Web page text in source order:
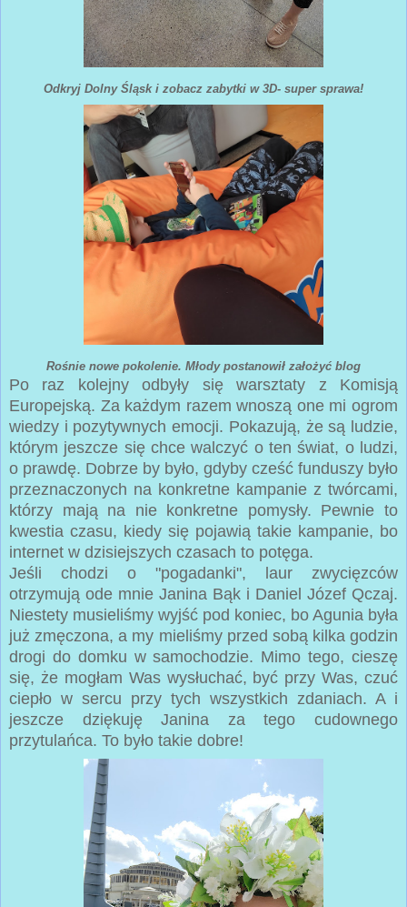
Odkryj Dolny Śląsk i zobacz zabytki w 3D- super sprawa!
Rośnie nowe pokolenie. Młody postanowił założyć blog
Po raz kolejny odbyły się warsztaty z Komisją
Europejską. Za każdym razem wnoszą one mi ogrom
wiedzy i pozytywnych emocji. Pokazują, że są ludzie,
którym jeszcze się chce walczyć o ten świat, o ludzi,
o prawdę. Dobrze by było, gdyby cześć funduszy było
przeznaczonych na konkretne kampanie z twórcami,
którzy mają na nie konkretne pomysły. Pewnie to
kwestia czasu, kiedy się pojawią takie kampanie, bo
internet w dzisiejszych czasach to potęga.
Jeśli chodzi o "pogadanki", laur zwycięzców
otrzymują ode mnie Janina Bąk i Daniel Józef Qczaj.
Niestety musieliśmy wyjść pod koniec, bo Agunia była
już zmęczona, a my mieliśmy przed sobą kilka godzin
drogi do domku w samochodzie. Mimo tego, cieszę
się, że mogłam Was wysłuchać, być przy Was, czuć
ciepło w sercu przy tych wszystkich zdaniach. A i
jeszcze dziękuję Janina za tego cudownego
przytulańca. To było takie dobre!